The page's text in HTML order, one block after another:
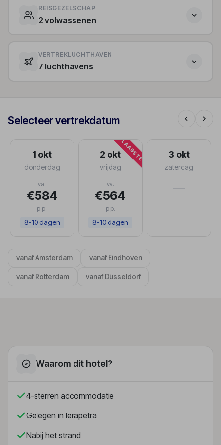
REISGEZELSCHAP
2 volwassenen
VERTREKLUCHTHAVEN
7 luchthavens
Selecteer vertrekdatum
1 okt
donderdag
va.
€584
p.p.
8-10 dagen
LAAGSTE
2 okt
vrijdag
va.
€564
p.p.
8-10 dagen
3 okt
zaterdag
—
vanaf Amsterdam vanaf Eindhoven
vanaf Rotterdam vanaf Düsseldorf
Waarom dit hotel?
4-sterren accommodatie
Gelegen in Ierapetra
Nabij het strand